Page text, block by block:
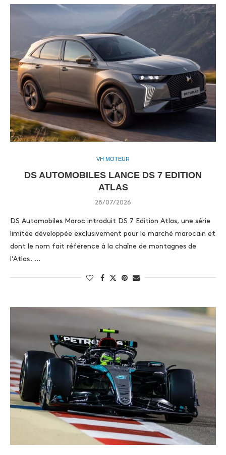
VH MOTEUR
DS AUTOMOBILES LANCE DS 7 EDITION
ATLAS
28/07/2026
DS Automobiles Maroc introduit DS 7 Edition Atlas, une série
limitée développée exclusivement pour le marché marocain et
dont le nom fait référence à la chaîne de montagnes de
l’Atlas. …